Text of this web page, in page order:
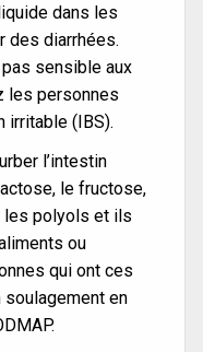
dans les
des diarrhées.
sensible aux
les personnes
irritable (IBS).
l’intestin
le fructose,
les polyols et ils
ou
qui ont ces
en